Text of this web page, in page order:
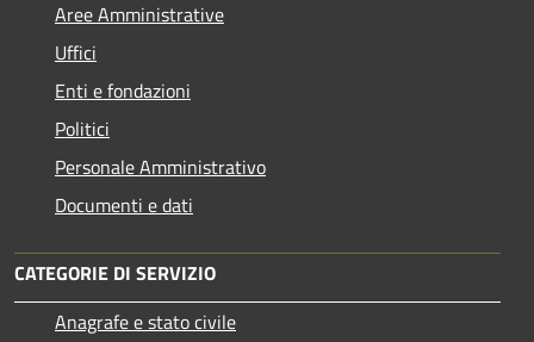
Aree Amministrative
Uffici
Enti e fondazioni
Politici
Personale Amministrativo
Documenti e dati
CATEGORIE DI SERVIZIO
Anagrafe e stato civile